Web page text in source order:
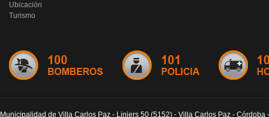
Ubicación
Turismo
Municipalidad de Villa Carlos Paz - Liniers 50 (5152) - Villa Carlos Paz - Córdoba